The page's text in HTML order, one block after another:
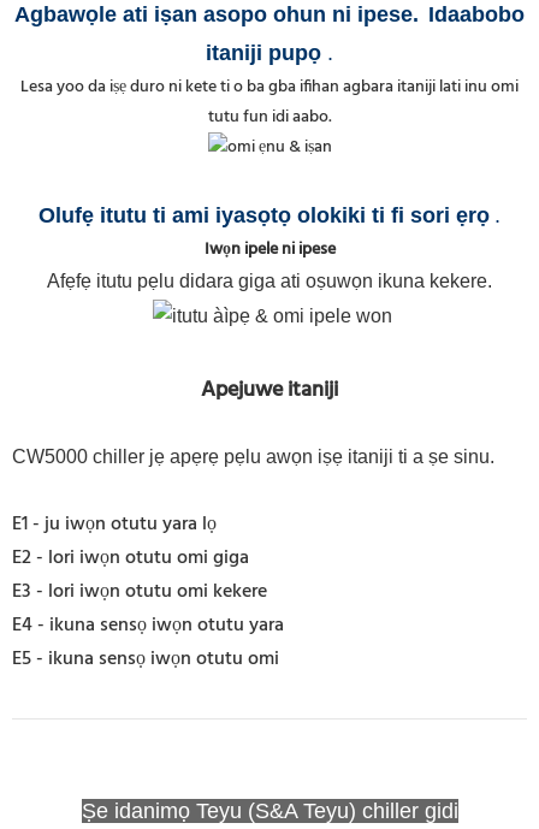
Agbawọle ati iṣan asopo ohun ni ipese. Idaabobo
itaniji pupọ .
Lesa yoo da iṣẹ duro ni kete ti o ba gba ifihan agbara itaniji lati inu omi
tutu fun idi aabo.
Olufẹ itutu ti ami iyasọtọ olokiki ti fi sori ẹrọ .
Iwọn ipele ni ipese
Afẹfẹ itutu pẹlu didara giga ati oṣuwọn ikuna kekere.
Apejuwe itaniji
CW5000 chiller jẹ apẹrẹ pẹlu awọn iṣẹ itaniji ti a ṣe sinu.
E1 - ju iwọn otutu yara lọ
E2 - lori iwọn otutu omi giga
E3 - lori iwọn otutu omi kekere
E4 - ikuna sensọ iwọn otutu yara
E5 - ikuna sensọ iwọn otutu omi
Ṣe idanimọ Teyu (S&A Teyu) chiller gidi